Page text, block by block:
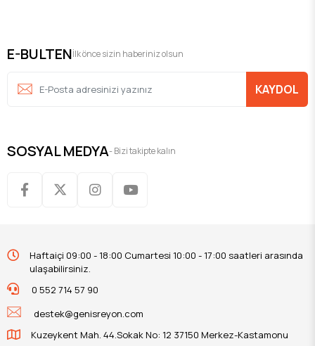
E-BULTENİlk önce sizin haberiniz olsun
KAYDOL
SOSYAL MEDYA- Bizi takipte kalın
Haftaiçi 09:00 - 18:00 Cumartesi 10:00 - 17:00 saatleri arasında
ulaşabilirsiniz.
0 552 714 57 90
destek@genisreyon.com
Kuzeykent Mah. 44.Sokak No: 12 37150 Merkez-Kastamonu